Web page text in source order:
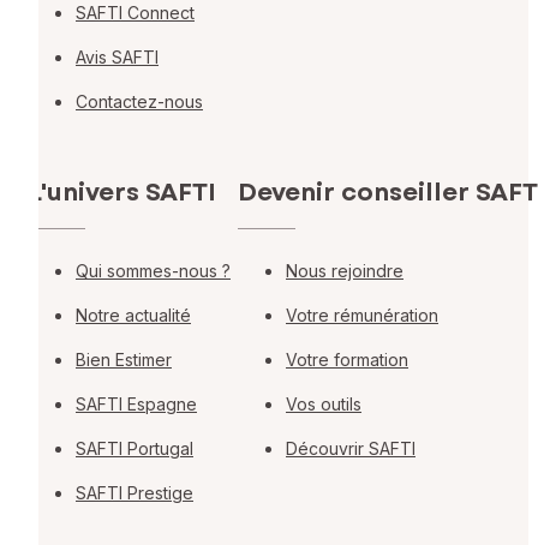
SAFTI Connect
Avis SAFTI
Contactez-nous
L'univers SAFTI
Qui sommes-nous ?
Notre actualité
Bien Estimer
SAFTI Espagne
SAFTI Portugal
SAFTI Prestige
Devenir conseiller
Nous rejoindre
Votre rémunération
Votre formation
Vos outils
Découvrir SAFTI